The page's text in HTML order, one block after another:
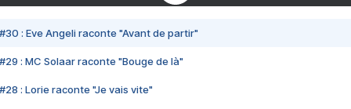
#30 : Eve Angeli raconte "Avant de partir"
#29 : MC Solaar raconte "Bouge de là"
#28 : Lorie raconte "Je vais vite"